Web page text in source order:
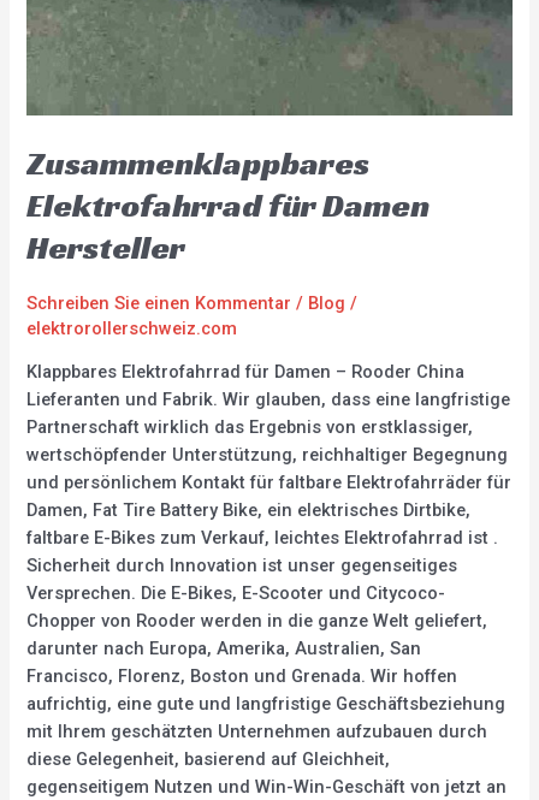
Zusammenklappbares
Elektrofahrrad für Damen
Hersteller
Schreiben Sie einen Kommentar / Blog /
elektrorollerschweiz.com
Klappbares Elektrofahrrad für Damen – Rooder China
Lieferanten und Fabrik. Wir glauben, dass eine langfristige
Partnerschaft wirklich das Ergebnis von erstklassiger,
wertschöpfender Unterstützung, reichhaltiger Begegnung
und persönlichem Kontakt für faltbare Elektrofahrräder für
Damen, Fat Tire Battery Bike, ein elektrisches Dirtbike,
faltbare E-Bikes zum Verkauf, leichtes Elektrofahrrad ist .
Sicherheit durch Innovation ist unser gegenseitiges
Versprechen. Die E-Bikes, E-Scooter und Citycoco-
Chopper von Rooder werden in die ganze Welt geliefert,
darunter nach Europa, Amerika, Australien, San
Francisco, Florenz, Boston und Grenada. Wir hoffen
aufrichtig, eine gute und langfristige Geschäftsbeziehung
mit Ihrem geschätzten Unternehmen aufzubauen durch
diese Gelegenheit, basierend auf Gleichheit,
gegenseitigem Nutzen und Win-Win-Geschäft von jetzt an